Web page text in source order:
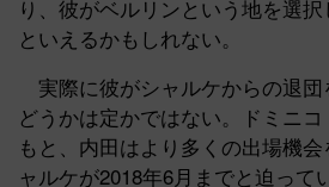
り、彼がベルリンという地を選
といえるかもしれない。
実際に彼がシャルケからの退
どうかは定かではない。ドミニ
もと、内田はより多くの出場機
ャルケが2018年6月までと迫って